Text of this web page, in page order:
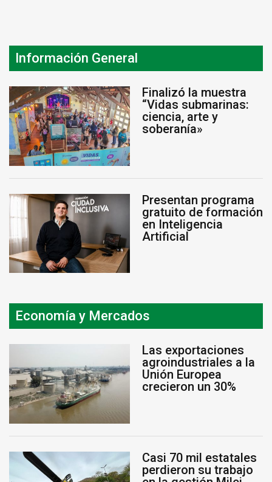
Información General
Finalizó la muestra
“Vidas submarinas:
ciencia, arte y
soberanía»
Presentan programa
gratuito de formación
en Inteligencia
Artificial
Economía y Mercados
Las exportaciones
agroindustriales a la
Unión Europea
crecieron un 30%
Casi 70 mil estatales
perdieron su trabajo